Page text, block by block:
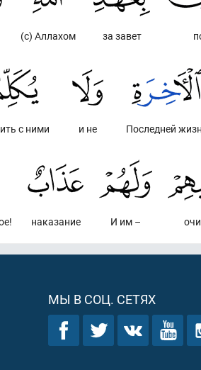
за завет
(с) Аллахом
Последней
и не
с ними
И им –
наказание
МЫ В СОЦ. СЕТЯХ